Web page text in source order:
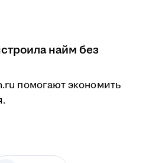
найм без
помогают экономить